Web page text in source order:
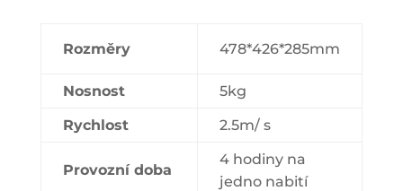
Rozměry 478*426*285mm
Nosnost
5kg
Rychlost
2.5m/ s
Provozní doba
4 hodiny na
jedno nabití